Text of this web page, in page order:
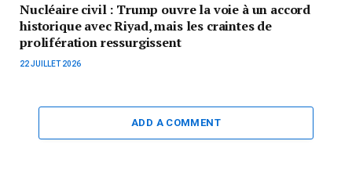
Nucléaire civil : Trump ouvre la voie à un accord
historique avec Riyad, mais les craintes de
prolifération ressurgissent
22 JUILLET 2026
ADD A COMMENT